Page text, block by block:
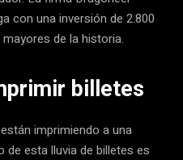
con una inversión de 2.800
de la historia.
billetes
imprimiendo a una
de esta lluvia de billetes es